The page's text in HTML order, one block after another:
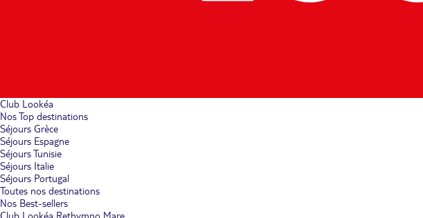
Club Lookéa
Nos Top destinations
Séjours Grèce
Séjours Espagne
Séjours Tunisie
Séjours Italie
Séjours Portugal
Toutes nos destinations
Nos Best-sellers